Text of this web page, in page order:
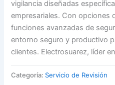
vigilancia diseñadas
empresariales. Con opciones
funciones avanzadas de
entorno seguro y productivo
clientes. Electrosuarez, líder
Categoría: Servicio de Revisión